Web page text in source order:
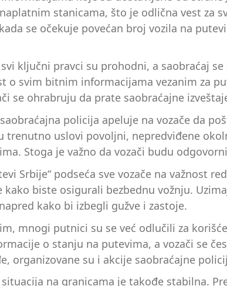
stanicama, što je odlična vest
se očekuje povećan broj vozila na
ključni pravci su prohodni, a saobraćaj
o svim bitnim informacijama vezanim za
se ohrabruju da prate saobraćajne
policija apeluje na vozače da
trenutno uslovi povoljni, nepredviđene
Stoga je važno da vozači budu
Srbije“ podseća sve vozače na
kako biste osigurali bezbednu vožnju.
kako bi izbegli gužve i zastoje.
mnogi putnici su se već odlučili za
o stanju na putevima, a vozači se
organizovane su i akcije saobraćajne
na granicama je takođe stabilna.